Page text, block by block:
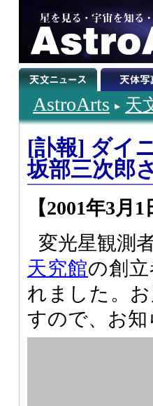
AstroArts 天
[訃報] ダイ
坂部三次郎
【2001年3月
変光星観測
天究館の創
れました。
すので、お知